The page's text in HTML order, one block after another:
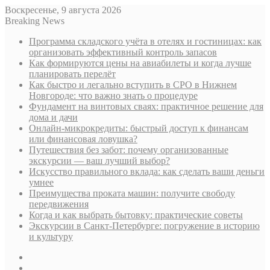
Воскресенье, 9 августа 2026
Breaking News
Программа складского учёта в отелях и гостиницах: как
организовать эффективный контроль запасов
Как формируются цены на авиабилеты и когда лучше
планировать перелёт
Как быстро и легально вступить в СРО в Нижнем
Новгороде: что важно знать о процедуре
Фундамент на винтовых сваях: практичное решение для
дома и дачи
Онлайн-микрокредиты: быстрый доступ к финансам
или финансовая ловушка?
Путешествия без забот: почему организованные
экскурсии — ваш лучший выбор?
Искусство правильного вклада: как сделать ваши деньги
умнее
Преимущества проката машин: получите свободу
передвижения
Когда и как выбрать бытовку: практические советы
Экскурсии в Санкт-Петербурге: погружение в историю
и культуру